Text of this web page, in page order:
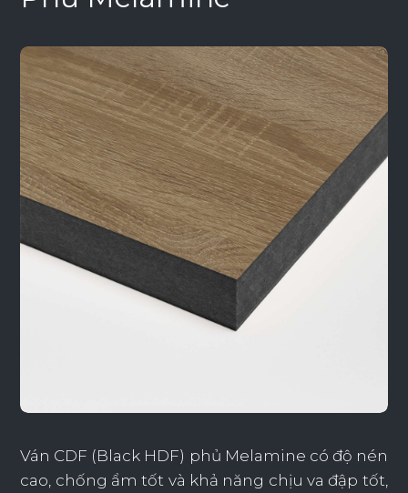
Ván CDF (Black HDF) phủ Melamine có độ nén
cao, chống ẩm tốt và khả năng chịu va đập tốt,